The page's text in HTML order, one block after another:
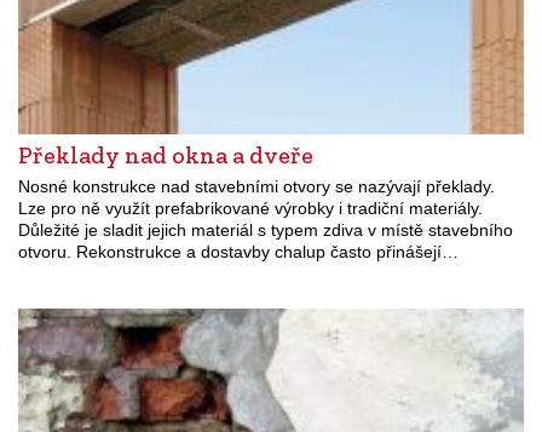
Překlady nad okna a dveře
Nosné konstrukce nad stavebními otvory se nazývají překlady.
Lze pro ně využít prefabrikované výrobky i tradiční materiály.
Důležité je sladit jejich materiál s typem zdiva v místě stavebního
otvoru. Rekonstrukce a dostavby chalup často přinášejí…